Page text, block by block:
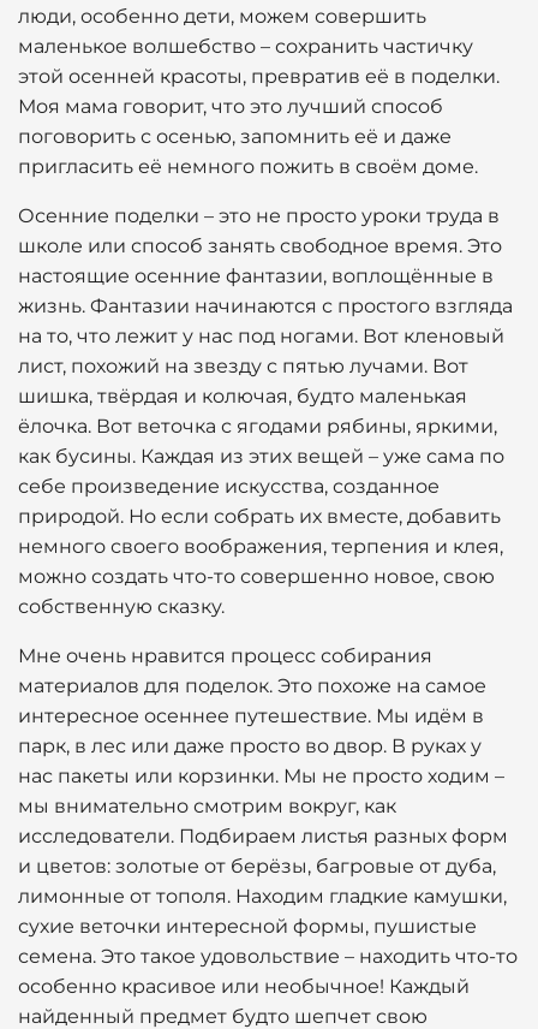
люди, особенно дети, можем совершить
маленькое волшебство – сохранить частичку
этой осенней красоты, превратив её в поделки.
Моя мама говорит, что это лучший способ
поговорить с осенью, запомнить её и даже
пригласить её немного пожить в своём доме.
Осенние поделки – это не просто уроки труда в
школе или способ занять свободное время. Это
настоящие осенние фантазии, воплощённые в
жизнь. Фантазии начинаются с простого взгляда
на то, что лежит у нас под ногами. Вот кленовый
лист, похожий на звезду с пятью лучами. Вот
шишка, твёрдая и колючая, будто маленькая
ёлочка. Вот веточка с ягодами рябины, яркими,
как бусины. Каждая из этих вещей – уже сама по
себе произведение искусства, созданное
природой. Но если собрать их вместе, добавить
немного своего воображения, терпения и клея,
можно создать что-то совершенно новое, свою
собственную сказку.
Мне очень нравится процесс собирания
материалов для поделок. Это похоже на самое
интересное осеннее путешествие. Мы идём в
парк, в лес или даже просто во двор. В руках у
нас пакеты или корзинки. Мы не просто ходим –
мы внимательно смотрим вокруг, как
исследователи. Подбираем листья разных форм
и цветов: золотые от берёзы, багровые от дуба,
лимонные от тополя. Находим гладкие камушки,
сухие веточки интересной формы, пушистые
семена. Это такое удовольствие – находить что-то
особенно красивое или необычное! Каждый
найденный предмет будто шепчет свою